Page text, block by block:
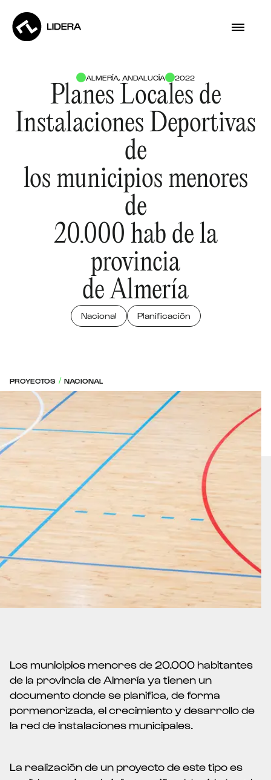
ALMERÍA, ANDALUCÍA 2022
Planes Locales de
Instalaciones Deportivas
de
los municipios menores
de
20.000 hab de la
provincia
de Almería
Nacional Planificación
PROYECTOS / NACIONAL
Los municipios menores de 20.000 habitantes
de la provincia de Almería ya tienen un
documento donde se planifica, de forma
pormenorizada, el crecimiento y desarrollo de
la red de instalaciones municipales.
La realización de un proyecto de este tipo es